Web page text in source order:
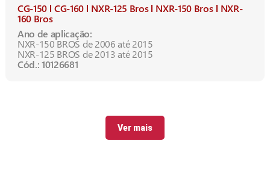
CG-150 CG-160 NXR-125 Bros NXR-150 Bros
NXR-
160 Bros
Ano de aplicação:
NXR-150 BROS de 2006 até 2015
NXR-125 BROS de 2013 até 2015
Cód.: 10126681
Ver mais